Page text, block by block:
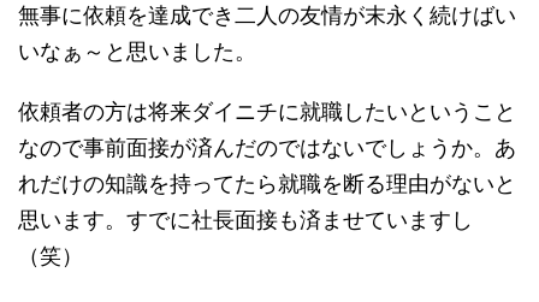
無事に依頼を達成でき二人の友情が末永く続けばい
いなぁ～と思いました。
依頼者の方は将来ダイニチに就職したいということ
なので事前面接が済んだのではないでしょうか。あ
れだけの知識を持ってたら就職を断る理由がないと
思います。すでに社長面接も済ませていますし
（笑）